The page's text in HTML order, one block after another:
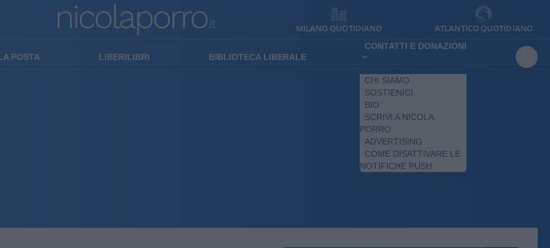
MILANO QUOTIDIANO ATLANTICO QUOTIDIANO
POSTA LIBERILIBRI BIBLIOTECA LIBERALE
CONTATTI E DONAZIONI
CHI SIAMO
SOSTIENICI
BIO
SCRIVI A NICOLA
PORRO
ADVERTISING
COME DISATTIVARE LE
NOTIFICHE PUSH